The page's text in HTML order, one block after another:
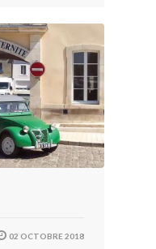
02 OCTOBRE 2018